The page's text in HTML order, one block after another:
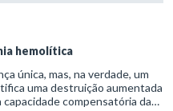
hemolítica
única, mas, na verdade, um
uma destruição aumentada
compensatória da